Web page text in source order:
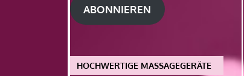
ABONNIEREN
HOCHWERTIGE MASSAGEGERÄTE